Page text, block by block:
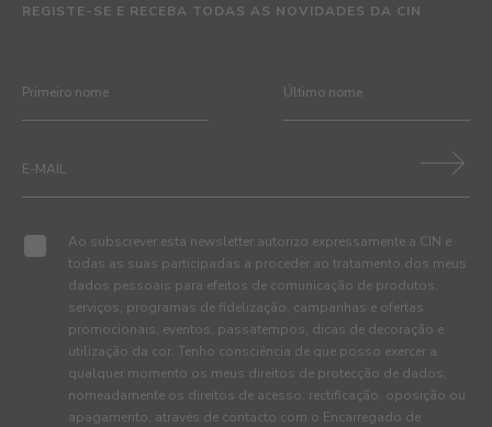
REGISTE-SE E RECEBA TODAS AS NOVIDADES DA CIN
Ao subscrever esta newsletter autorizo expressamente a CIN e
todas as suas participadas a proceder ao tratamento dos meus
dados pessoais para efeitos de comunicação de produtos,
serviços, programas de fidelização, campanhas e ofertas
promocionais, eventos, passatempos, dicas de decoração e
utilização da cor. Tenho consciência de que posso exercer a
qualquer momento os meus direitos de protecção de dados,
nomeadamente os direitos de acesso, rectificação, oposição ou
apagamento, através de contacto com o Encarregado de